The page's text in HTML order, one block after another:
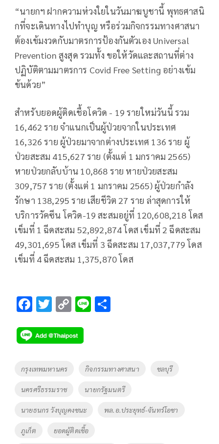
“นายกฯ ฝากความห่วงใยในวันมาฆบูชานี้ พุทธศาสนิ
กที่จะเดินทางไปทำบุญ หรือร่วมกิจกรรมทางศาสนา
ต้องเข้มงวดกับมาตรการป้องกันตัวเอง Universal
Prevention สูงสุด รวมทั้ง ขอให้วัดและสถานที่ต่าง
ปฏิบัติตามมาตรการ Covid Free Setting อย่างเข้ม
ข้นด้วย”
สำหรับยอดผู้ติดเชื้อโควิด - 19 รายใหม่วันนี้ รวม
16,462 ราย จำแนกเป็นผู้ป่วยจากในประเทศ
16,326 ราย ผู้ป่วยมาจากต่างประเทศ 136 ราย ผู้
ป่วยสะสม 415,627 ราย (ตั้งแต่ 1 มกราคม 2565)
หายป่วยกลับบ้าน 10,868 ราย หายป่วยสะสม
309,757 ราย (ตั้งแต่ 1 มกราคม 2565) ผู้ป่วยกำลัง
รักษา 138,295 ราย เสียชีวิต 27 ราย ล่าสุดการให้
บริการวัคซีน โควิด-19 สะสมอยู่ที่ 120,608,218 โดส
เข็มที่ 1 ฉีดสะสม 52,892,874 โดส เข็มที่ 2 ฉีดสะสม
49,301,695 โดส เข็มที่ 3 ฉีดสะสม 17,037,779 โดส
เข็มที่ 4 ฉีดสะสม 1,375,870 โดส
F
e
b
o
o
k
T
tt
er
C
p
y
Li
Tags
กรุงเทพมหานคร กิจกรรมทางศาสนา ชลบุรี
นครศรีธรรมราช นายกรัฐมนตรี
นายธนกร วังบุญคงชนะ พล.อ.ประยุทธ์-จันทร์โอชา
ภูเก็ต ยอดผู้ติดเชื้อ